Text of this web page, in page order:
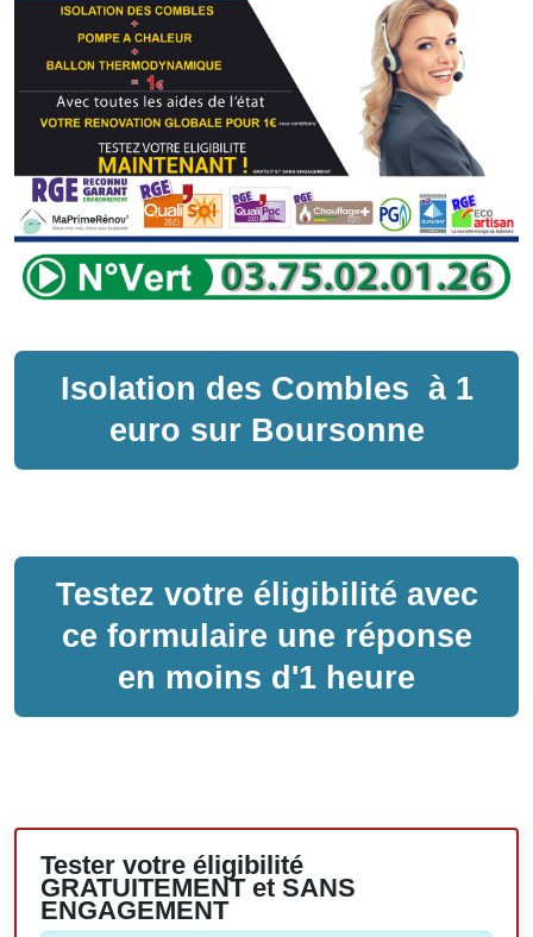
Isolation des Combles à 1
euro sur Boursonne
Testez votre éligibilité avec
ce formulaire une réponse
en moins d'1 heure
Tester votre éligibilité
GRATUITEMENT et SANS
ENGAGEMENT